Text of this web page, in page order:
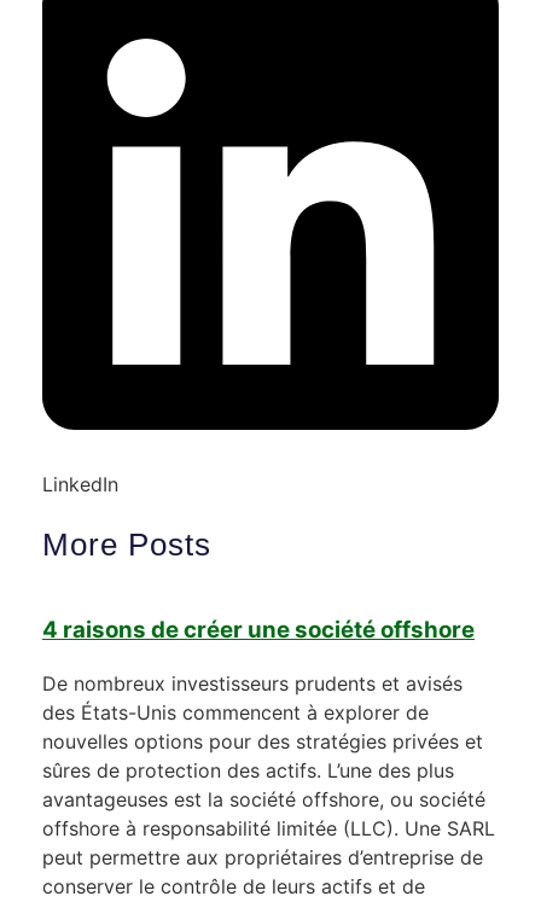
LinkedIn
More Posts
4 raisons de créer une société offshore
De nombreux investisseurs prudents et avisés
des États-Unis commencent à explorer de
nouvelles options pour des stratégies privées et
sûres de protection des actifs. L’une des plus
avantageuses est la société offshore, ou société
offshore à responsabilité limitée (LLC). Une SARL
peut permettre aux propriétaires d’entreprise de
conserver le contrôle de leurs actifs et de